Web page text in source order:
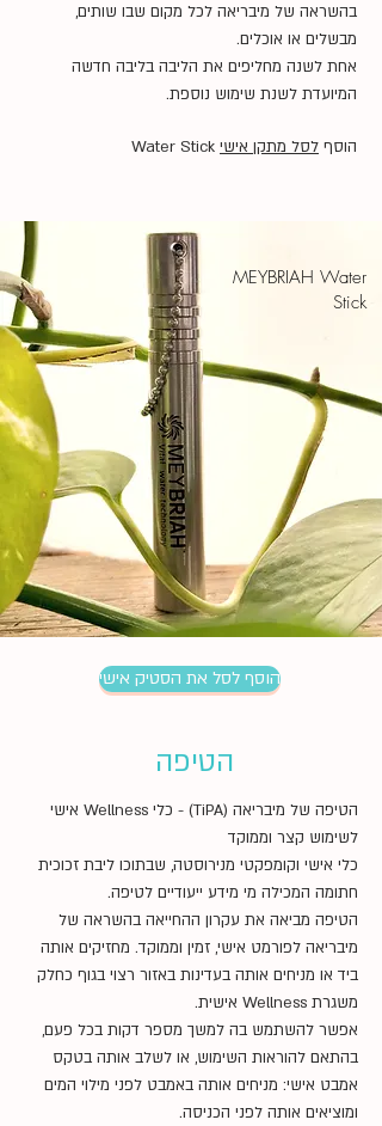
בהשראה של מיבריאה לכל מקום שבו שותים,
מבשלים או אוכלים.
אחת לשנה מחליפים את הליבה בליבה חדשה
המיועדת לשנת שימוש נוספת.
הוסף לסל מתקן אישי
הטיפה של מיבריאה
TiPA by MEYBRIAH
MEYBRIAH Water
Stick
הוסף לסל את הסטיק אישי
הטיפה של מיבריאה (TiPA) - כלי Wellness אישי
לשימוש קצר וממוקד
כלי אישי וקומפקטי מנירוסטה, שבתוכו ליבת זכוכית
חתומה המכילה מי מידע ייעודיים לטיפה.
הטיפה מביאה את עקרון ההחייאה בהשראה של
מיבריאה לפורמט אישי, זמין וממוקד. מחזיקים אותה
ביד או מניחים אותה בעדינות באזור רצוי בגוף כחלק
משגרת Wellness אישית.
אפשר להשתמש בה למשך מספר דקות בכל פעם,
בהתאם להוראות השימוש, או לשלב אותה בטקס
אמבט אישי: מניחים אותה באמבט לפני מילוי המים
ומוציאים אותה לפני הכניסה.
הטיפה